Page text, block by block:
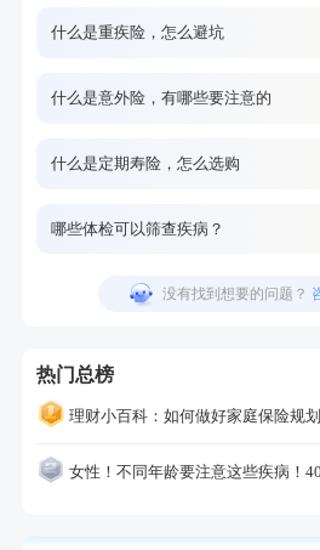
什么是重疾险，怎么避坑
什么是意外险，有哪些要注意的
什么是定期寿险，怎么选购
哪些体检可以筛查疾病？
没有找到想要的问题？
热门总榜
理财小百科：如何做好家庭保险规划
女性！不同年龄要注意这些疾病！40岁的这个疾病最需要